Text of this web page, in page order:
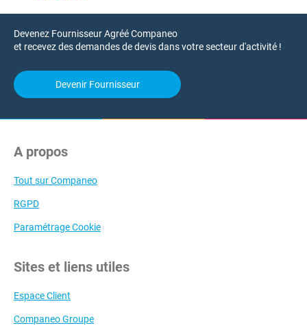
Devenez Fournisseur Agréé Companeo
et recevez des demandes de devis dans votre secteur d'activité !
Devenir Fournisseur
A propos
Tout sur Companeo
RGPD
Paramétrage Cookie
Sites et liens utiles
Espace Client
Companeo Groupe